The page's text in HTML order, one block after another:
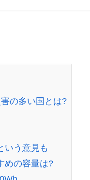
の多い国とは?
いう意見も
めの容量は?